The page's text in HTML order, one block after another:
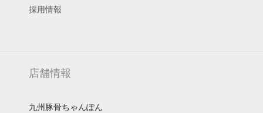
採用情報
店舗情報
九州豚骨ちゃんぽん